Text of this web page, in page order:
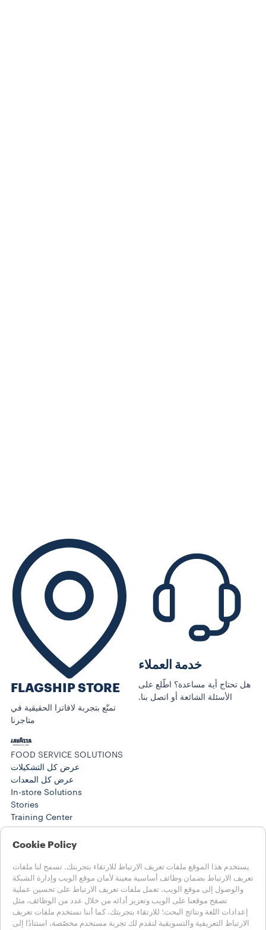
خدمة العملاء
هل تحتاج أية مساعدة؟ اطّلع على
الأسئلة الشائعة أو اتصل بنا.
FLAGSHIP STORE
تمتّع بتجربة لافاتزا الحقيقية في
متاجرنا
FOOD SERVICE SOLUTIONS
عرض كل التشكيلات
عرض كل المعدات
In-store Solutions
Stories
Training Center
منتجات
المساعدة
الأسئلة الشائعة
اتصل بنا
اختر بلدك
Cookie Policy
يستخدم هذا الموقع ملفات تعريف الارتباط للارتقاء بتجربتك. تسمح لنا ملفات
تعريف الارتباط بضمان وظائف أساسية معينة لأمان موقع الويب وإدارة الشبكة
والوصول إلى موقع الويب. تعمل ملفات تعريف الارتباط على تحسين عملية
تصفح موقعنا على الويب وتعزيز أدائه من خلال عدد من الوظائف، مثل
إعدادات اللغة ونتائج البحث؛ للارتقاء بتجربتك. كما أننا نستخدم ملفات تعريف
الارتباط التعريفية والتسويقية لنقدم لك تجربة مستخدم مخصّصة، استنادًا إلى